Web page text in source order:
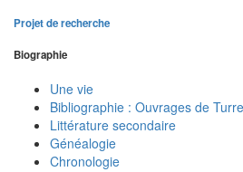
Projet de recherche
Biographie
Une vie
Bibliographie : Ouvrages de
Littérature secondaire
Généalogie
Chronologie